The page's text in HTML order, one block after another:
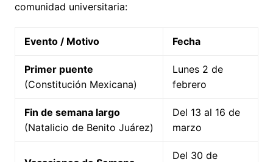
comunidad universitaria:
Evento / Motivo Fecha
Primer puente
(Constitución Mexicana)
Lunes 2 de
febrero
Fin de semana largo
(Natalicio de Benito Juárez)
Del 13 al 16 de
marzo
Del 30 de